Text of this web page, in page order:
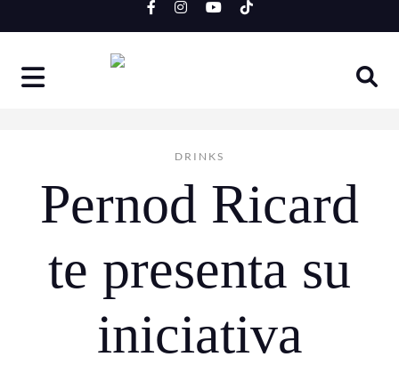
to
content
DRINKS
Pernod Ricard
te presenta su
iniciativa